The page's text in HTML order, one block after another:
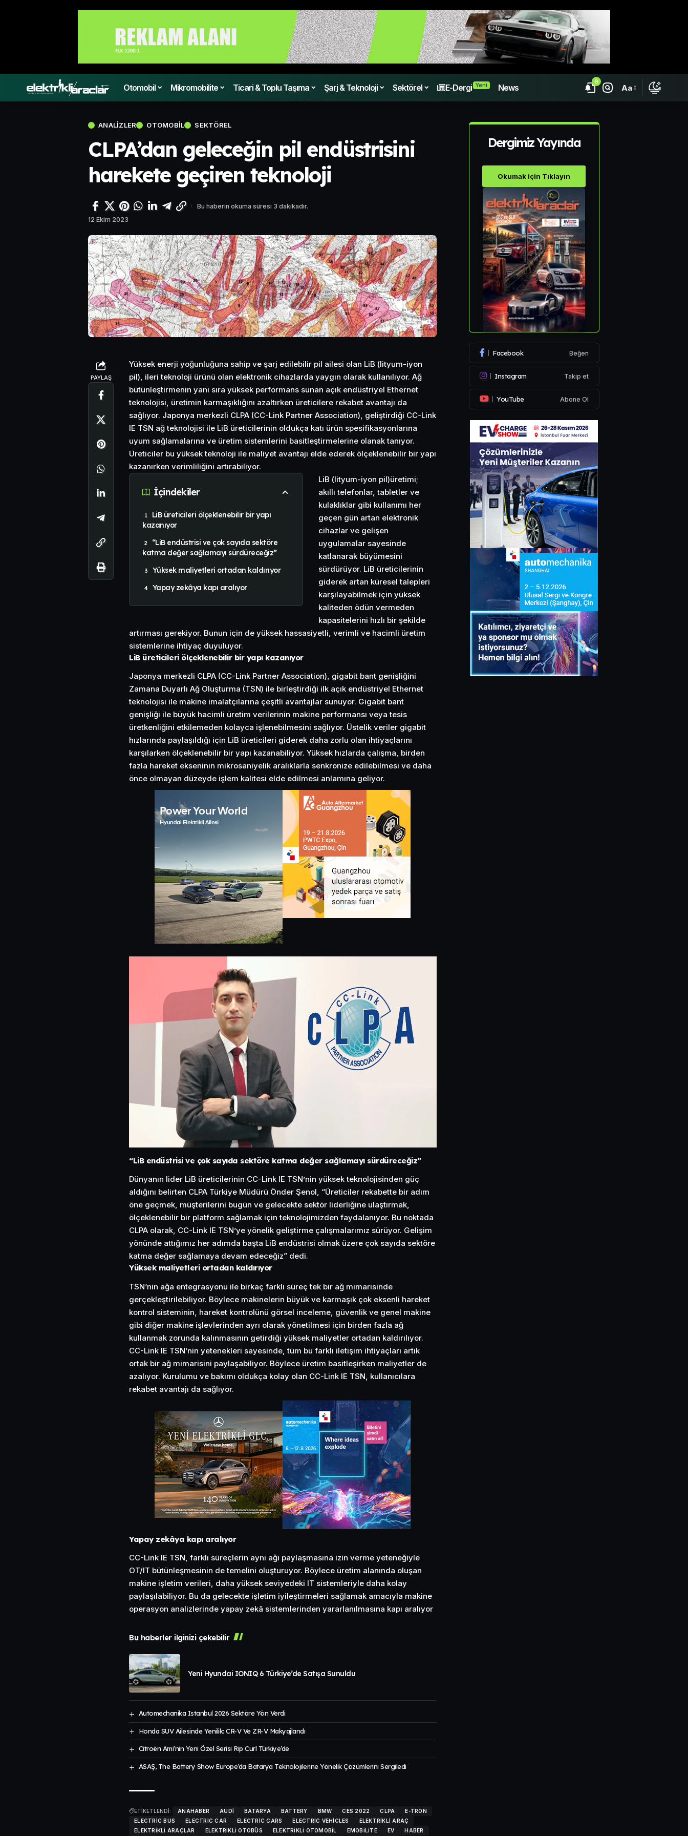
Otomobil Mikromobilite Ticari & Toplu Taşıma Şarj & Teknoloji Sektörel E-Dergi Yeni News
9
Aa
ANALIZLER OTOMOBIL SEKTÖREL
CLPA’dan geleceğin pil endüstrisini
harekete geçiren teknoloji
12 Ekim 2023
Bu haberin okuma süresi 3 dakikadır.
PAYLAŞ
Yüksek enerji yoğunluğuna sahip ve şarj edilebilir pil ailesi olan LiB (lityum-iyon
pil), ileriteknoloji ürünü olan elektronik cihazlarda yaygın olarak kullanılıyor. Ağ
bütünleştirmenin yanı sıra yüksek performans sunan açık endüstriyel Ethernet
teknolojisi, üretimin karmaşıklığını azaltırken üreticilere rekabet avantajı da
sağlıyor. Japonya merkezli CLPA (CC-Link Partner Association), geliştirdiği CC-Link
IE TSN ağ teknolojisi ile LiB üreticilerinin oldukça katı ürün spesifikasyonlarına
uyum sağlamalarına ve üretim sistemlerini basitleştirmelerine olanak tanıyor.
Üreticiler bu yüksek teknoloji ile maliyet avantajı elde ederek ölçeklenebilir bir yapı
kazanırken verimliliğini artırabiliyor.
İçindekiler
LiB üreticileri ölçeklenebilir bir yapı
kazanıyor
“LiB endüstrisi ve çok sayıda sektöre
katma değer sağlamayı sürdüreceğiz”
Yüksek maliyetleri ortadan kaldırıyor
Yapay zekâya kapı aralıyor
LiB (lityum-iyon pil)üretimi;
akıllı telefonlar, tabletler ve
kulaklıklar gibi kullanımı her
geçen gün artan elektronik
cihazlar ve gelişen
uygulamalar sayesinde
katlanarak büyümesini
sürdürüyor. LiB üreticilerinin
giderek artan küresel talepleri
karşılayabilmek için yüksek
kaliteden ödün vermeden
kapasitelerini hızlı bir şekilde
artırması gerekiyor. Bunun için de yüksek hassasiyetli, verimli ve hacimli üretim
sistemlerine ihtiyaç duyuluyor.
LiB üreticileri ölçeklenebilir bir yapı kazanıyor
Japonya merkezli CLPA (CC-Link Partner Association), gigabit bant genişliğini
Zamana Duyarlı Ağ Oluşturma (TSN) ile birleştirdiği ilk açık endüstriyel Ethernet
teknolojisi ile makine imalatçılarına çeşitli avantajlar sunuyor. Gigabit bant
genişliği ile büyük hacimli üretim verilerinin makine performansı veya tesis
üretkenliğini etkilemeden kolayca işlenebilmesini sağlıyor. Üstelik veriler gigabit
hızlarında paylaşıldığı için LiB üreticileri giderek daha zorlu olan ihtiyaçlarını
karşılarken ölçeklenebilir bir yapı kazanabiliyor. Yüksek hızlarda çalışma, birden
fazla hareket ekseninin mikrosaniyelik aralıklarla senkronize edilebilmesi ve daha
önce olmayan düzeyde işlem kalitesi elde edilmesi anlamına geliyor.
“LiB endüstrisi ve çok sayıda sektöre katma değer sağlamayı sürdüreceğiz”
Dünyanın lider LiB üreticilerinin CC-Link IE TSN’nin yüksek teknolojisinden güç
aldığını belirten CLPA Türkiye Müdürü Önder Şenol, “Üreticiler rekabette bir adım
öne geçmek, müşterilerini bugün ve gelecekte sektör liderliğine ulaştırmak,
ölçeklenebilir bir platform sağlamak için teknolojimizden faydalanıyor. Bu noktada
CLPA olarak, CC-Link IE TSN’ye yönelik geliştirme çalışmalarımız sürüyor. Gelişim
yönünde attığımız her adımda başta LiB endüstrisi olmak üzere çok sayıda sektöre
katma değer sağlamaya devam edeceğiz” dedi.
Yüksek maliyetleri ortadan kaldırıyor
TSN’nin ağa entegrasyonu ile birkaç farklı süreç tek bir ağ mimarisinde
gerçekleştirilebiliyor. Böylece makinelerin büyük ve karmaşık çok eksenli hareket
kontrol sisteminin, hareket kontrolünü görsel inceleme, güvenlik ve genel makine
gibi diğer makine işlevlerinden ayrı olarak yönetilmesi için birden fazla ağ
kullanmak zorunda kalınmasının getirdiği yüksek maliyetler ortadan kaldırılıyor.
CC-Link IE TSN’nin yetenekleri sayesinde, tüm bu farklı iletişim ihtiyaçları artık
ortak bir ağ mimarisini paylaşabiliyor. Böylece üretim basitleşirken maliyetler de
azalıyor. Kurulumu ve bakımı oldukça kolay olan CC-Link IE TSN, kullanıcılara
rekabet avantajı da sağlıyor.
Yapay zekâya kapı aralıyor
CC-Link IE TSN, farklı süreçlerin aynı ağı paylaşmasına izin verme yeteneğiyle
OT/IT bütünleşmesinin de temelini oluşturuyor. Böylece üretim alanında oluşan
makine işletim verileri, daha yüksek seviyedeki IT sistemleriyle daha kolay
paylaşılabiliyor. Bu da gelecekte işletim iyileştirmeleri sağlamak amacıyla makine
operasyon analizlerinde yapay zekâ sistemlerinden yararlanılmasına kapı aralıyor
Bu haberler ilginizi çekebilir
Yeni Hyundai IONIQ 6 Türkiye’de Satışa Sunuldu
Automechanika Istanbul 2026 Sektöre Yön Verdi
Honda SUV Ailesinde Yenilik: CR-V Ve ZR-V Makyajlandı
Citroën Ami’nin Yeni Özel Serisi Rip Curl Türkiye’de
ASAŞ, The Battery Show Europe’da Batarya Teknolojilerine Yönelik Çözümlerini Sergiledi
ETİKETLENDİ: ANAHABER AUDI BATARYA BATTERY BMW CES 2022 CLPA
E-TRON
ELECTRIC BUS
ELECTRIC CAR ELECTRIC CARS ELECTRIC VEHICLES
ELEKTRIKLI ARAÇ
ELEKTRIKLI ARAÇLAR
ELEKTRIKLI OTOBÜS ELEKTRIKLI OTOMOBIL EMOBILITE EV HABER
Dergimiz Yayında
Okumak için Tıklayın
Facebook Beğen
Instagram Takip et
YouTube Abone Ol